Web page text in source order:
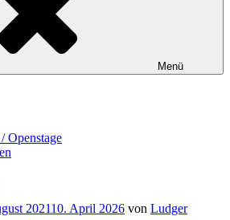
Menü
Openstage
202110. April 2026 von Ludger